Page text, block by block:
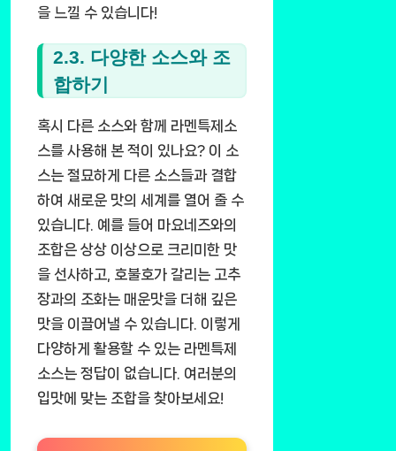
을 느낄 수 있습니다!
2.3. 다양한 소스와 조
합하기
혹시 다른 소스와 함께 라멘특제소
스를 사용해 본 적이 있나요? 이 소
스는 절묘하게 다른 소스들과 결합
하여 새로운 맛의 세계를 열어 줄 수
있습니다. 예를 들어 마요네즈와의
조합은 상상 이상으로 크리미한 맛
을 선사하고, 호불호가 갈리는 고추
장과의 조화는 매운맛을 더해 깊은
맛을 이끌어낼 수 있습니다. 이렇게
다양하게 활용할 수 있는 라멘특제
소스는 정답이 없습니다. 여러분의
입맛에 맞는 조합을 찾아보세요!